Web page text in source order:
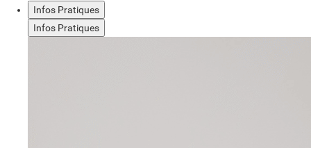
Infos Pratiques
Infos Pratiques